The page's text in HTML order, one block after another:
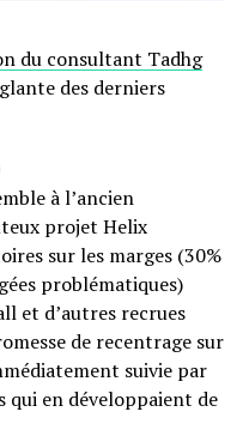
du consultant Tadhg
des derniers
à l’ancien
projet Helix
sur les marges (30%
problématiques)
et d’autres recrues
de recentrage sur
suivie par
qui en développaient de